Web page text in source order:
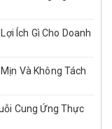
Ích Gì Cho Doanh
Và Không Tách
Cung Ứng Thực